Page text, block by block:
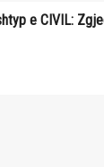
e CIVIL: